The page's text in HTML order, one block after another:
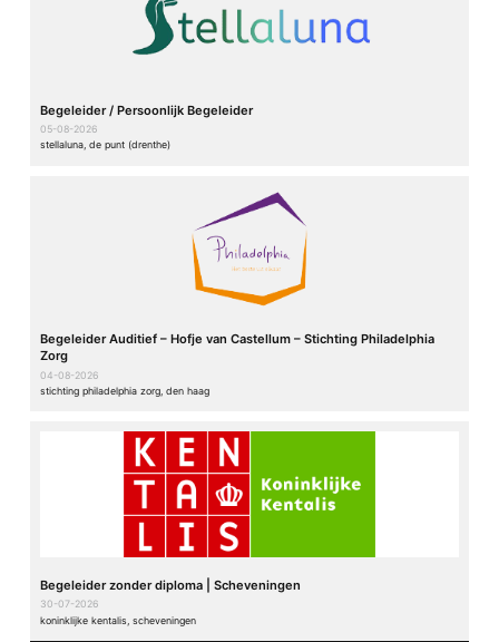
Begeleider / Persoonlijk Begeleider
05-08-2026
stellaluna, de punt (drenthe)
Begeleider Auditief – Hofje van Castellum – Stichting Philadelphia
Zorg
04-08-2026
stichting philadelphia zorg, den haag
Begeleider zonder diploma | Scheveningen
30-07-2026
koninklijke kentalis, scheveningen